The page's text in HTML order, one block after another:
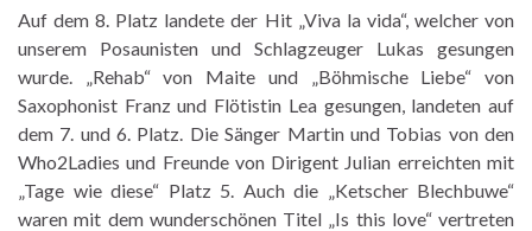
Auf dem 8. Platz landete der Hit „Viva la vida“, welcher von
unserem Posaunisten und Schlagzeuger Lukas gesungen
wurde. „Rehab“ von Maite und „Böhmische Liebe“ von
Saxophonist Franz und Flötistin Lea gesungen, landeten auf
dem 7. und 6. Platz. Die Sänger Martin und Tobias von den
Who2Ladies und Freunde von Dirigent Julian erreichten mit
„Tage wie diese“ Platz 5. Auch die „Ketscher Blechbuwe“
waren mit dem wunderschönen Titel „Is this love“ vertreten